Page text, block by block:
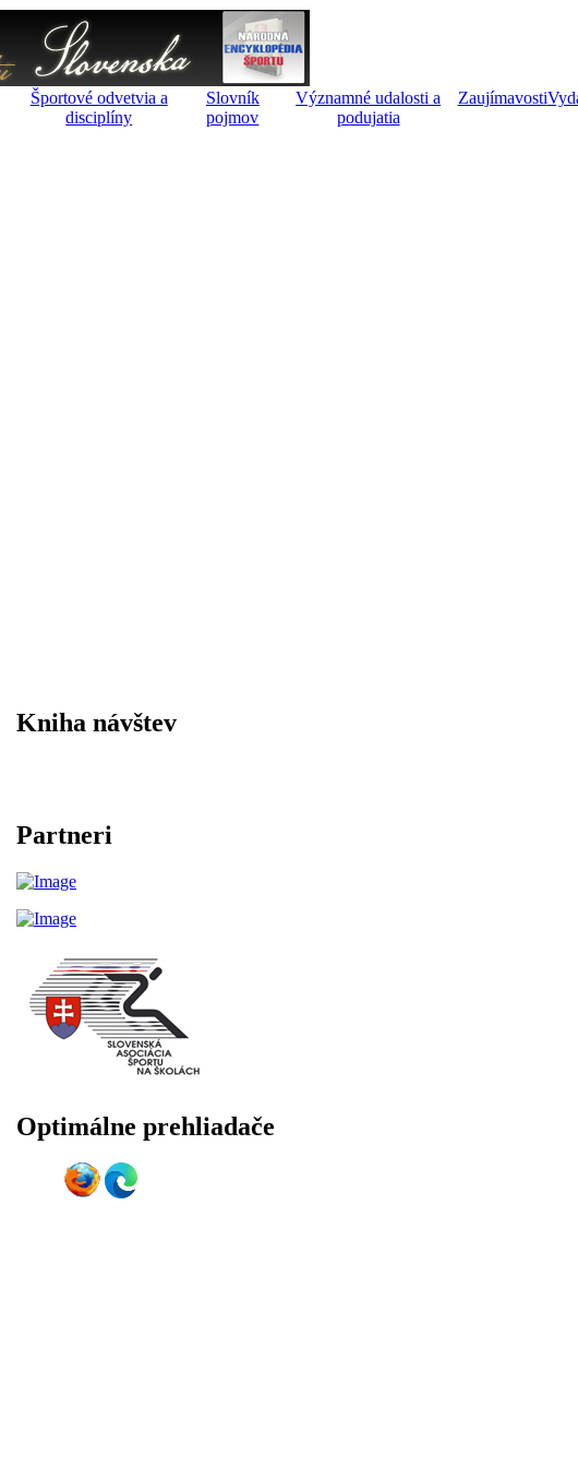
Športové odvetvia a
disciplíny
Slovník
pojmov
Významné udalosti a
podujatia
Zaujímavosti
Kniha návštev
Partneri
Optimálne prehliadače